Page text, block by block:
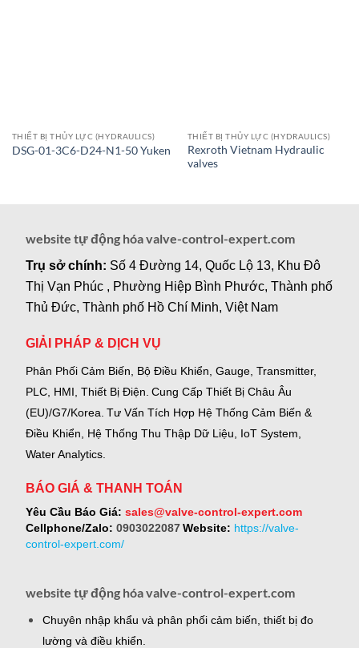
THIẾT BỊ THỦY LỰC (HYDRAULICS)
DSG-01-3C6-D24-N1-50 Yuken
THIẾT BỊ THỦY LỰC (HYDRAULICS)
Rexroth Vietnam Hydraulic
valves
website tự động hóa valve-control-expert.com
Trụ sở chính: Số 4 Đường 14, Quốc Lộ 13, Khu Đô
Thị Vạn Phúc , Phường Hiệp Bình Phước, Thành phố
Thủ Đức, Thành phố Hồ Chí Minh, Việt Nam
GIẢI PHÁP & DỊCH VỤ
Phân Phối Cảm Biến, Bộ Điều Khiển, Gauge, Transmitter,
PLC, HMI, Thiết Bị Điện. Cung Cấp Thiết Bị Châu Âu
(EU)/G7/Korea. Tư Vấn Tích Hợp Hệ Thống Cảm Biến &
Điều Khiển, Hệ Thống Thu Thập Dữ Liệu, IoT System,
Water Analytics.
BÁO GIÁ & THANH TOÁN
Yêu Cầu Báo Giá: sales@valve-control-expert.com
Cellphone/Zalo: 0903022087 Website: https://valve-
control-expert.com/
website tự động hóa valve-control-expert.com
Chuyên nhập khẩu và phân phối cảm biến, thiết bị đo
lường và điều khiển.